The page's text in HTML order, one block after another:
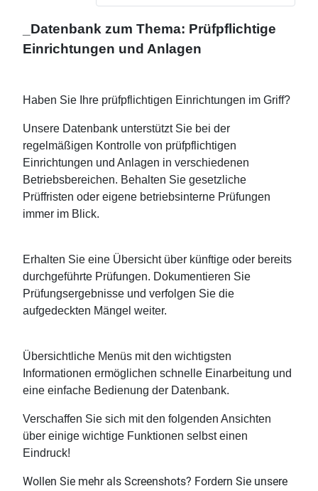
_Datenbank zum Thema: Prüfpflichtige
Einrichtungen und Anlagen
Haben Sie Ihre prüfpflichtigen Einrichtungen im Griff?
Unsere Datenbank unterstützt Sie bei der
regelmäßigen Kontrolle von prüfpflichtigen
Einrichtungen und Anlagen in verschiedenen
Betriebsbereichen. Behalten Sie gesetzliche
Prüffristen oder eigene betriebsinterne Prüfungen
immer im Blick.
Erhalten Sie eine Übersicht über künftige oder bereits
durchgeführte Prüfungen. Dokumentieren Sie
Prüfungsergebnisse und verfolgen Sie die
aufgedeckten Mängel weiter.
Übersichtliche Menüs mit den wichtigsten
Informationen ermöglichen schnelle Einarbeitung und
eine einfache Bedienung der Datenbank.
Verschaffen Sie sich mit den folgenden Ansichten
über einige wichtige Funktionen selbst einen
Eindruck!
Wollen Sie mehr als Screenshots? Fordern Sie unsere